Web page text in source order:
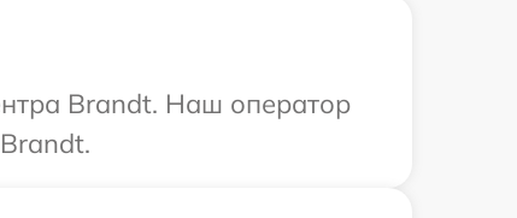
Brandt. Наш оператор